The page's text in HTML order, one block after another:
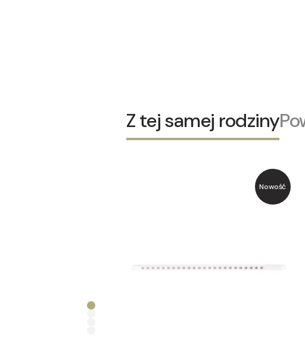
Z tej samej rodziny
Nowość